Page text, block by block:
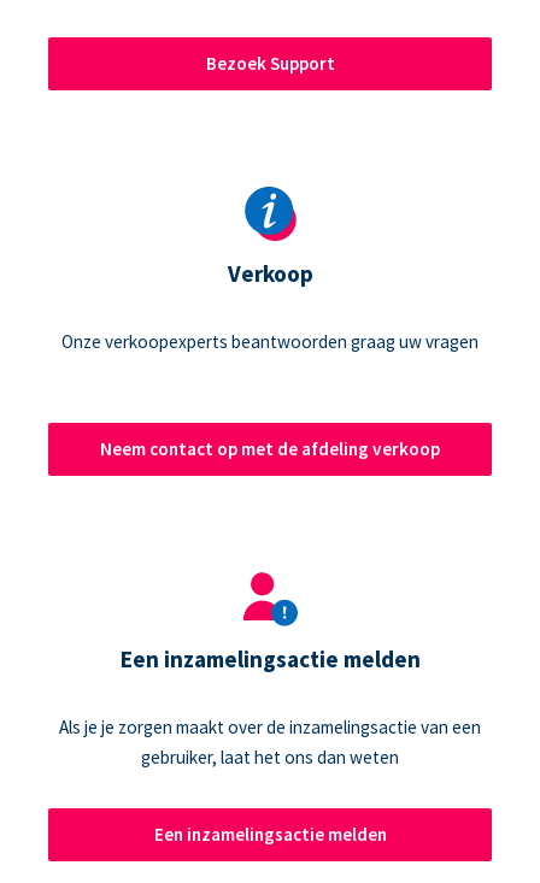
Bezoek Support
Verkoop
Onze verkoopexperts beantwoorden graag uw vragen
Neem contact op met de afdeling verkoop
Een inzamelingsactie melden
Als je je zorgen maakt over de inzamelingsactie van een
gebruiker, laat het ons dan weten
Een inzamelingsactie melden